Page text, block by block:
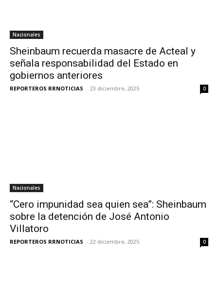
Nacionales
Sheinbaum recuerda masacre de Acteal y
señala responsabilidad del Estado en
gobiernos anteriores
REPORTEROS RRNOTICIAS - 23 diciembre, 2025 0
Nacionales
“Cero impunidad sea quien sea”: Sheinbaum
sobre la detención de José Antonio
Villatoro
REPORTEROS RRNOTICIAS - 22 diciembre, 2025 0